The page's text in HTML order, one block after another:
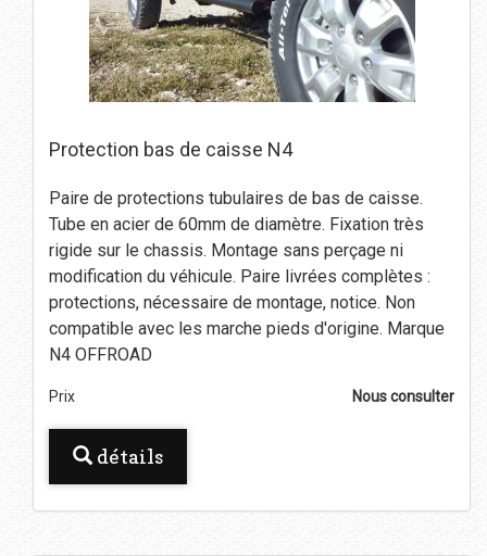
Protection bas de caisse N4
Paire de protections tubulaires de bas de caisse.
Tube en acier de 60mm de diamètre. Fixation très
rigide sur le chassis. Montage sans perçage ni
modification du véhicule. Paire livrées complètes :
protections, nécessaire de montage, notice. Non
compatible avec les marche pieds d'origine. Marque
N4 OFFROAD
Prix Nous consulter
détails